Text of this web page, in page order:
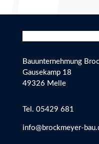
Bauunternehmung
Gausekamp 18
49326 Melle
Tel. 05429 681
info@brockmeyer-